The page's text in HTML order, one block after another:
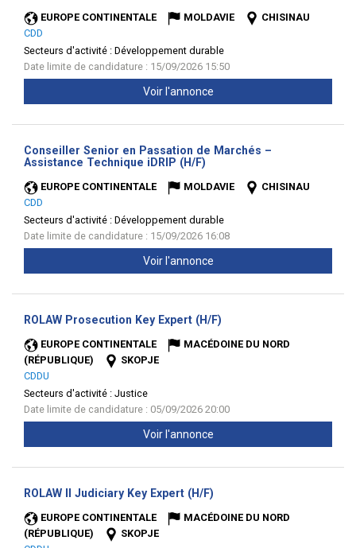
EUROPE CONTINENTALE MOLDAVIE
CHISINAU
CDD
Secteurs d'activité : Développement durable
Date limite de candidature : 15/09/2026 15:50
Voir l'annonce
Conseiller Senior en Passation de Marchés –
Assistance Technique iDRIP (H/F)
EUROPE CONTINENTALE MOLDAVIE
CHISINAU
CDD
Secteurs d'activité : Développement durable
Date limite de candidature : 15/09/2026 16:08
Voir l'annonce
ROLAW Prosecution Key Expert (H/F)
EUROPE CONTINENTALE
MACÉDOINE DU NORD
(RÉPUBLIQUE)
SKOPJE
CDDU
Secteurs d'activité : Justice
Date limite de candidature : 05/09/2026 20:00
Voir l'annonce
ROLAW II Judiciary Key Expert (H/F)
EUROPE CONTINENTALE
MACÉDOINE DU NORD
(RÉPUBLIQUE)
SKOPJE